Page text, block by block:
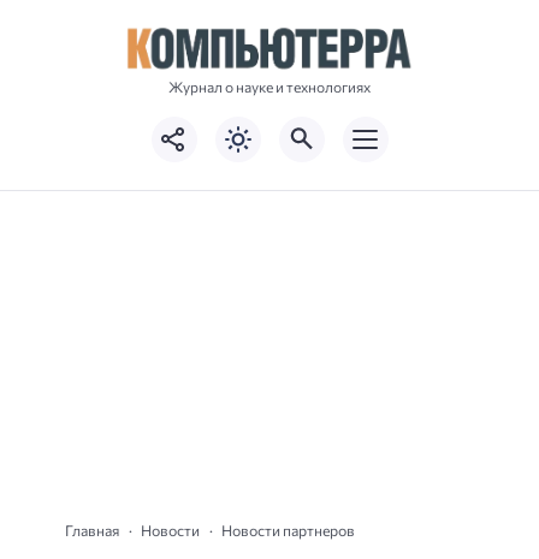
Журнал о науке и технологиях
Главная Новости Новости партнеров